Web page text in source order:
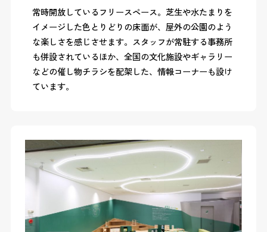
常時開放しているフリースペース。芝生や水たまりを
イメージした色とりどりの床面が、屋外の公園のよう
な楽しさを感じさせます。スタッフが常駐する事務所
も併設されているほか、全国の文化施設やギャラリー
などの催し物チラシを配架した、情報コーナーも設け
ています。